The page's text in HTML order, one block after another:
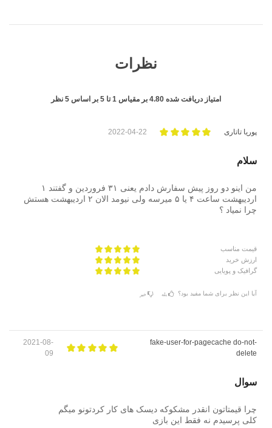
نظرات
امتیاز دریافت شده 4.80 بر مقیاس 1تا 5 بر اساس 5 نظر
پوریا تاتاری 2022-04-22
سلام
من اینو دو روز پیش سفارش دادم یعنی ۳۱ فروردین و گفتند ۱
اردیبهشت ساعت ۴ یا ۵ میرسه ولی نیومد الان ۲ اردیبهشت هستش
چرا نمیاد ؟
قیمت مناسب
ارزش خرید
گرافیک و پویایی
آیا این نظر برای شما مفید بود؟ بله خیر
fake-user-for-pagecache do-not-
delete
2021-08-
09
سوال
چرا قیمتاتون انقدر مشکوکه دیسک های کار کردتونو میگم
کلی پرسیدم نه فقط این بازی